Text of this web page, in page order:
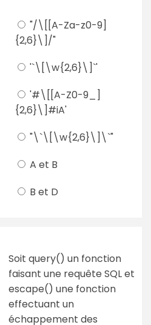
"/\[[A-Za-z0-9]
{2,6}\]/"
'`\[\w{2,6}\]`'
'#\[[A-Z0-9_]
{2,6}\]#iA'
"\`\[\w{2,6}\]\`"
A et B
B et D
Soit query() un fonction
faisant une requête SQL et
escape() une fonction
effectuant un
échappement des